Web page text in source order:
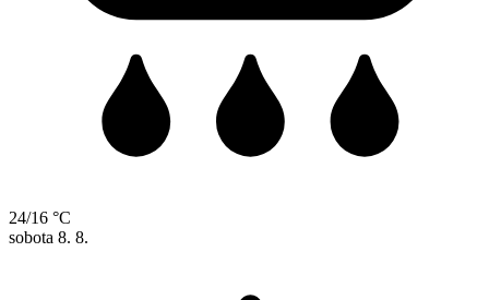
24/16 °C
sobota 8. 8.